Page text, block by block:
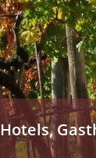
Hotels,